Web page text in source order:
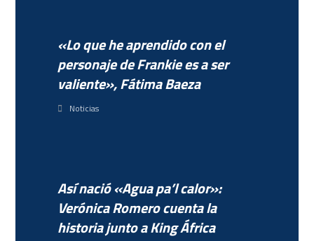
«Lo que he aprendido con el
personaje de Frankie es a ser
valiente», Fátima Baeza
Noticias
Así nació «Agua pa’l calor»:
Verónica Romero cuenta la
historia junto a King África